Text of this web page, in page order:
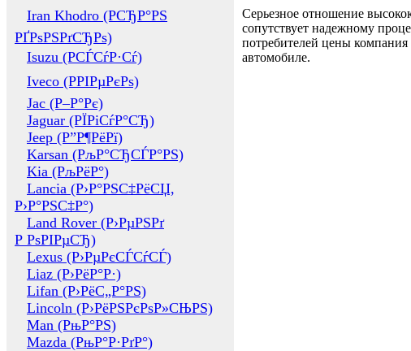
Iran Khodro (РСЂР°РЅ
РҐРѕРЅРґСЂРѕ)
Isuzu (РСЃСѓР·Сѓ)
Iveco (РРІРµРєРѕ)
Jac (Р–Р°Рє)
Jaguar (РЇРіСѓР°СЂ)
Jeep (Р”Р¶РёРї)
Karsan (РљР°СЂСЃР°РЅ)
Kia (РљРёР°)
Lancia (Р›Р°РЅС‡РёСЏ,
Р›Р°РЅС‡Р°)
Land Rover (Р›РµРЅРґ
Р РѕРІРµСЂ)
Lexus (Р›РµРєСЃСѓСЃ)
Liaz (Р›РёР°Р·)
Lifan (Р›РёС„Р°РЅ)
Lincoln (Р›РёРЅРєРѕР»СЊРЅ)
Man (РњР°РЅ)
Mazda (РњР°Р·РґР°)
Серьезное отношение
сопутствует надежному
потребителей цены
автомобиле.